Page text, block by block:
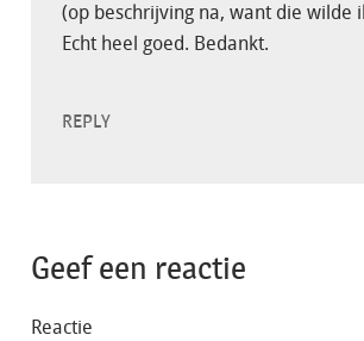
(op beschrijving na, want die wilde
Echt heel goed. Bedankt.
REPLY
Geef een reactie
Reactie